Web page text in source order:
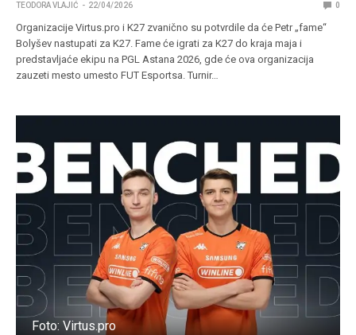
TEODORA VLAJIĆ 22/04/2026 0
Organizacije Virtus.pro i K27 zvanično su potvrdile da će Petr „fame“
Bolyšev nastupati za K27. Fame će igrati za K27 do kraja maja i
predstavljaće ekipu na PGL Astana 2026, gde će ova organizacija
zauzeti mesto umesto FUT Esportsa. Turnir…
Foto: Virtus.pro